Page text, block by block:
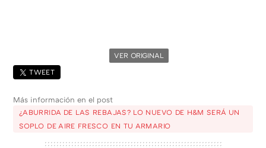
VER ORIGINAL
TWEET
Más información en el post
¿ABURRIDA DE LAS REBAJAS? LO NUEVO DE H&M SERÁ UN
SOPLO DE AIRE FRESCO EN TU ARMARIO